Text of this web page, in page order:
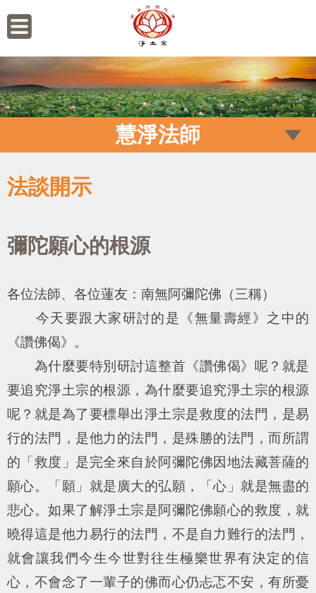
慧淨法師
法談開示
彌陀願心的根源
各位法師、各位蓮友：南無阿彌陀佛（三稱）
今天要跟大家研討的是《無量壽經》之中的
《讚佛偈》。
為什麼要特別研討這整首《讚佛偈》呢？就是
要追究淨土宗的根源，為什麼要追究淨土宗的根源
呢？就是為了要標舉出淨土宗是救度的法門，是易
行的法門，是他力的法門，是殊勝的法門，而所謂
的「救度」是完全來自於阿彌陀佛因地法藏菩薩的
願心。「願」就是廣大的弘願，「心」就是無盡的
悲心。如果了解淨土宗是阿彌陀佛願心的救度，就
曉得這是他力易行的法門，不是自力難行的法門，
就會讓我們今生今世對往生極樂世界有決定的信
心，不會念了一輩子的佛而心仍忐忑不安，有所憂